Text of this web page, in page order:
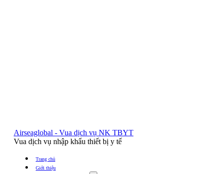
Airseaglobal - Vua dịch vụ NK TBYT
Vua dịch vụ nhập khẩu thiết bị y tế
Trang chủ
Giới thiệu